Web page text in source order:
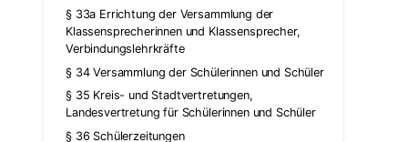
§ 33a Errichtung der Versammlung der
Klassensprecherinnen und Klassensprecher,
Verbindungslehrkräfte
§ 34 Versammlung der Schülerinnen und Schüler
§ 35 Kreis- und Stadtvertretungen,
Landesvertretung für Schülerinnen und Schüler
§ 36 Schülerzeitungen